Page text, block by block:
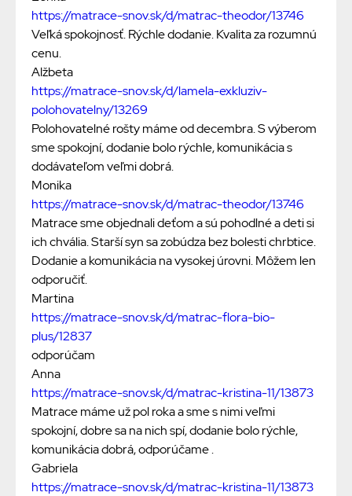
https://matrace-snov.sk/d/matrac-theodor/13746
Veľká spokojnosť. Rýchle dodanie. Kvalita za rozumnú
cenu.
Alžbeta
https://matrace-snov.sk/d/lamela-exkluziv-
polohovatelny/13269
Polohovatelné rošty máme od decembra. S výberom
sme spokojní, dodanie bolo rýchle, komunikácia s
dodávateľom veľmi dobrá.
Monika
https://matrace-snov.sk/d/matrac-theodor/13746
Matrace sme objednali deťom a sú pohodlné a deti si
ich chvália. Starší syn sa zobúdza bez bolesti chrbtice.
Dodanie a komunikácia na vysokej úrovni. Môžem len
odporučiť.
Martina
https://matrace-snov.sk/d/matrac-flora-bio-
plus/12837
odporúčam
Anna
https://matrace-snov.sk/d/matrac-kristina-11/13873
Matrace máme už pol roka a sme s nimi veľmi
spokojní, dobre sa na nich spí, dodanie bolo rýchle,
komunikácia dobrá, odporúčame .
Gabriela
https://matrace-snov.sk/d/matrac-kristina-11/13873